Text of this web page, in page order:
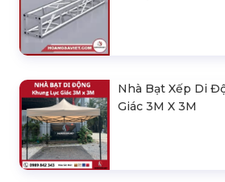
Nhà Bạt Xếp Di
Giác 3M X 3M